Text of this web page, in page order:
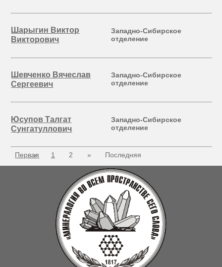
Шарыгин Виктор
Викторович
Западно-Сибирское
отделение
Шевченко Вячеслав
Сергеевич
Западно-Сибирское
отделение
Юсупов Талгат
Сунгатуллович
Западно-Сибирское
отделение
Первая
« 1 2 » Последняя